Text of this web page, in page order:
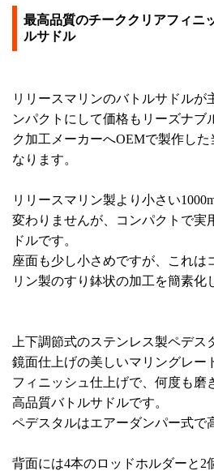
最高品質のチーククリアフィ
ルサドル
リリースマリンのバトルサドルが
ンパクトにして価格もリーズナブ
ク加工メーカーへOEMで製作し
なります。
リリースマリン製より小さい
変わりませんが、コンパクトで実
ドルです。
座面も少し小さめですが、これは
リン製のすり鉢状の加工を簡素化
上下調節式のステンレス製ペデ
鏡面仕上げの美しいマリングレー
フィニッシュ仕上げで、何度も磨
高品質バトルサドルです。
ペデスタルはエアーダンパー式で
背面には4本のロッドホルダーと2